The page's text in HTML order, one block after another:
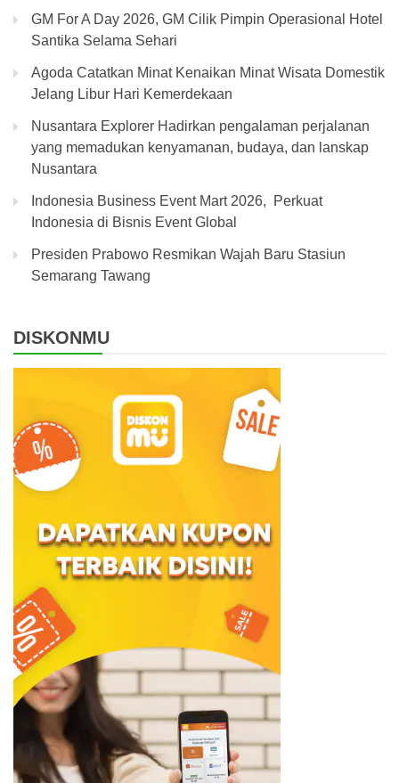
GM For A Day 2026, GM Cilik Pimpin Operasional Hotel
Santika Selama Sehari
Agoda Catatkan Minat Kenaikan Minat Wisata Domestik
Jelang Libur Hari Kemerdekaan
Nusantara Explorer Hadirkan pengalaman perjalanan
yang memadukan kenyamanan, budaya, dan lanskap
Nusantara
Indonesia Business Event Mart 2026, Perkuat
Indonesia di Bisnis Event Global
Presiden Prabowo Resmikan Wajah Baru Stasiun
Semarang Tawang
DISKONMU